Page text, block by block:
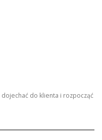
do klienta i rozpocząć